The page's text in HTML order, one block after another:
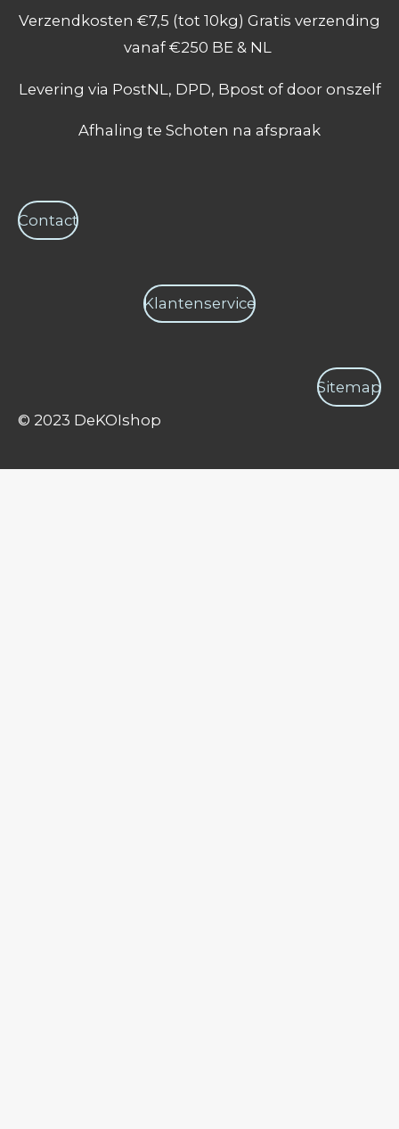
b
o
k
a
g
a
m
t
s
A
Verzendkosten €7,5 (tot 10kg) Gratis verzending
vanaf €250 BE & NL
Levering via PostNL, DPD, Bpost of door onszelf
Afhaling te Schoten na afspraak
Contact
Klantenservice
Sitemap
© 2023 DeKOIshop